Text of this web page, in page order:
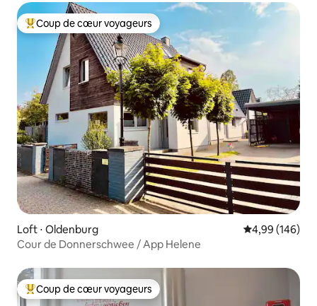
Coups de cœur voyageurs les plus appréciés
Coup de cœur voyageurs
Loft ⋅ Oldenburg Évaluation
4,99 (146)
Cour de Donnerschwee / App Helene
Coups de cœur voyageurs les plus appréciés
Coup de cœur voyageurs